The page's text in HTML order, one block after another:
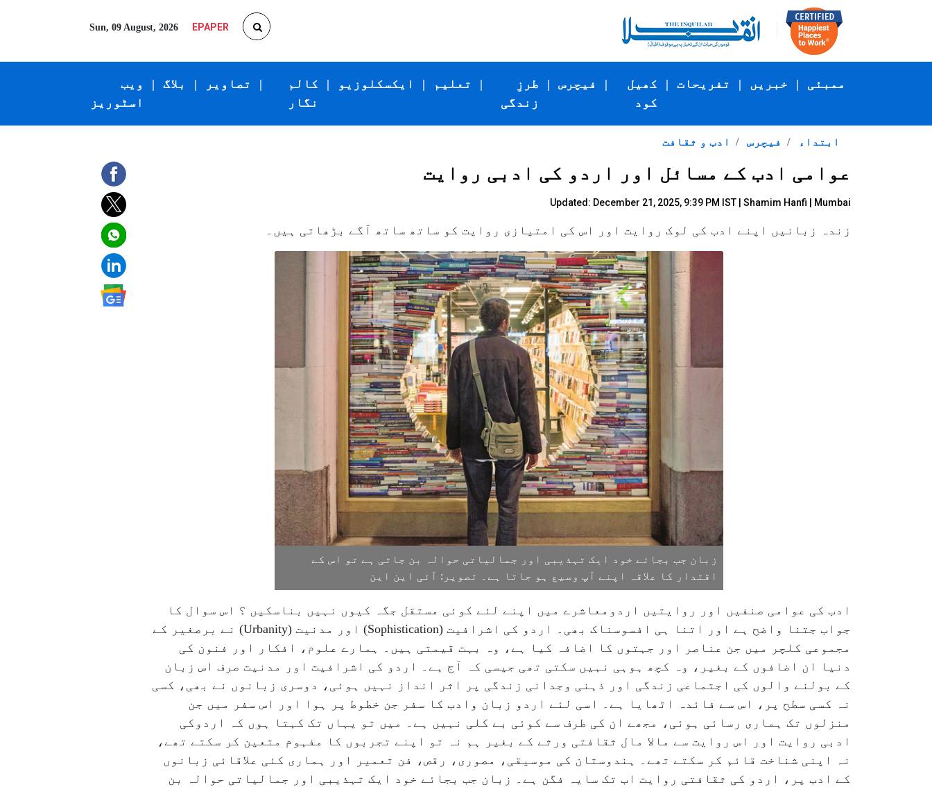
Sun, 09 August, 2026 EPAPER
ویب
اسٹوریز
| بلاگ | تصاویر |
کالم
نگار
| ایکسکلوزیو | تعلیم |
طرزِ
زندگی
| فیچرس |
کھیل
کود
| تفریحات | خبریں | ممبئی
ادب و ثقافت فیچرس ابتداء
عوامی ادب کے مسائل اور اردو کی ادبی روایت
Updated: December 21, 2025, 9:39 PM IST | Shamim Hanfi | Mumbai
زندہ زبانیں اپنے ادب کی لوک روایت اور اس کی امتیازی روایت کو ساتھ ساتھ آگے بڑھاتی ہیں۔
زبان جب بجائے خود ایک تہذیبی اور جمالیاتی حوالہ بن جاتی ہے تو اس کے
اقتدار کا علاقہ اپنے آپ وسیع ہو جاتا ہے۔ تصویر: آئی این این
ادب کی عوامی صنفیں اور روایتیں اردومعاشرے میں اپنے لئے کوئی مستقل جگہ کیوں نہیں بناسکیں ؟ اس سوال کا
جواب جتنا واضح ہے اور اتنا ہی افسوسناک بھی۔ اردو کی اشرافیت (Sophistication) اور مدنیت (Urbanity) نے برصغیر کے
مجموعی کلچر میں جن عناصر اور جہتوں کا اضافہ کیا ہے، وہ بہت قیمتی ہیں۔ ہمارے علوم، افکار اور فنون کی
دنیا ان اضافوں کے بغیر، وہ کچھ ہوہی نہیں سکتی تھی جیسی کہ آج ہے۔ اردو کی اشرافیت اور مدنیت صرف اس زبان
کے بولنے والوں کی اجتماعی زندگی اور ذہنی وجدانی زندگی پر اثر انداز نہیں ہوئی، دوسری زبانوں نے بھی، کسی
نہ کسی سطح پر، اس سے فائدہ اٹھایا ہے۔ اسی لئے اردو زبان وادب کا سفر جن خطوط پر ہوا اور اس سفر میں جن
منزلوں تک ہماری رسائی ہوئی، مجھے ان کی طرف سے کوئی بے کلی نہیں ہے۔ میں تو یہاں تک کہتا ہوں کہ اردوکی
ادبی روایت اور اس روایت سے مالا مال ثقافتی ورثے کے بغیر ہم نہ تو اپنے تجربوں کا مفہوم متعین کر سکتے تھے،
نہ اپنی شناخت قائم کر سکتے تھے۔ ہندوستان کی موسیقی، مصوری، رقص، فن تعمیر اور ہماری کئی علاقائی زبانوں
کے ادب پر، اردو کی ثقافتی روایت اب تک سایہ فگن ہے۔ زبان جب بجائے خود ایک تہذیبی اور جمالیاتی حوالہ بن